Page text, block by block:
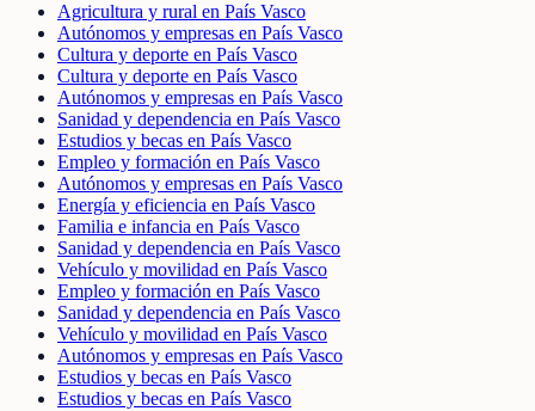
Agricultura y rural en País Vasco
Autónomos y empresas en País Vasco
Cultura y deporte en País Vasco
Cultura y deporte en País Vasco
Autónomos y empresas en País Vasco
Sanidad y dependencia en País Vasco
Estudios y becas en País Vasco
Empleo y formación en País Vasco
Autónomos y empresas en País Vasco
Energía y eficiencia en País Vasco
Familia e infancia en País Vasco
Sanidad y dependencia en País Vasco
Vehículo y movilidad en País Vasco
Empleo y formación en País Vasco
Sanidad y dependencia en País Vasco
Vehículo y movilidad en País Vasco
Autónomos y empresas en País Vasco
Estudios y becas en País Vasco
Estudios y becas en País Vasco